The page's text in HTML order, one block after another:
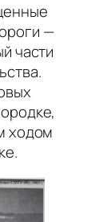
—
части
ходом